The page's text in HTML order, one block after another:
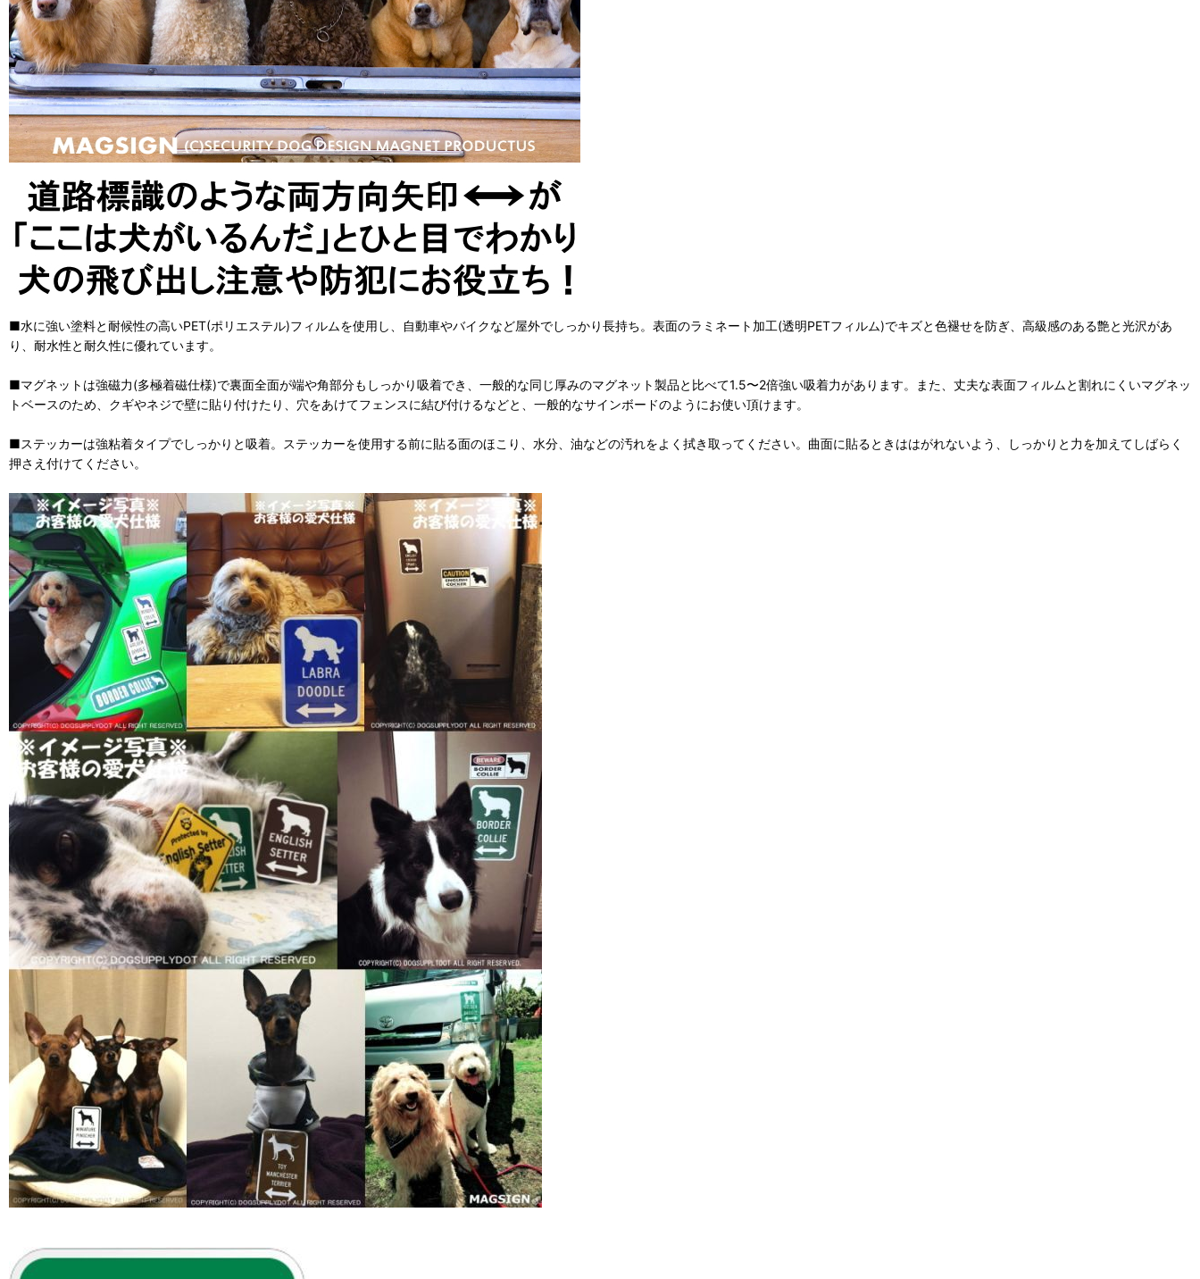
■水に強い塗料と耐候性の高いPET(ポリエステル)フィルムを使用し、自動車やバイクなど屋外でしっかり長持ち。表面のラミネート加工(透明PETフィルム)でキズと色褪せを防ぎ、高級感のある艶と光沢があ
り、耐水性と耐久性に優れています。
■マグネットは強磁力(多極着磁仕様)で裏面全面が端や角部分もしっかり吸着でき、一般的な同じ厚みのマグネット製品と比べて1.5〜2倍強い吸着力があります。また、丈夫な表面フィルムと割れにくいマグネッ
トベースのため、クギやネジで壁に貼り付けたり、穴をあけてフェンスに結び付けるなどと、一般的なサインボードのようにお使い頂けます。
■ステッカーは強粘着タイプでしっかりと吸着。ステッカーを使用する前に貼る面のほこり、水分、油などの汚れをよく拭き取ってください。曲面に貼るときははがれないよう、しっかりと力を加えてしばらく
押さえ付けてください。